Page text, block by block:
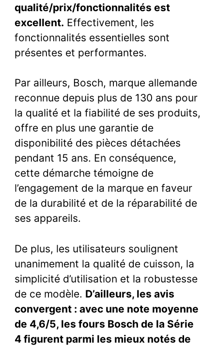
qualité/prix/fonctionnalités est
excellent. Effectivement, les
fonctionnalités essentielles sont
présentes et performantes.
Par ailleurs, Bosch, marque allemande
reconnue depuis plus de 130 ans pour
la qualité et la fiabilité de ses produits,
offre en plus une garantie de
disponibilité des pièces détachées
pendant 15 ans. En conséquence,
cette démarche témoigne de
l’engagement de la marque en faveur
de la durabilité et de la réparabilité de
ses appareils.
De plus, les utilisateurs soulignent
unanimement la qualité de cuisson, la
simplicité d’utilisation et la robustesse
de ce modèle. D’ailleurs, les avis
convergent : avec une note moyenne
de 4,6/5, les fours Bosch de la Série
4 figurent parmi les mieux notés de